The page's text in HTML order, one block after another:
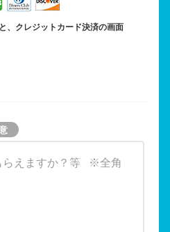
、クレジットカード決済の画面